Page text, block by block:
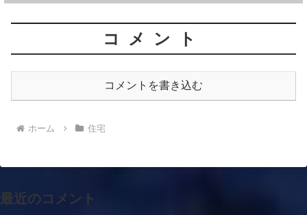
コメント
コメントを書き込む
ホーム 住宅
最近のコメント